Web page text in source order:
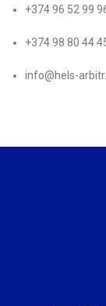
+374 96 52 99
+374 98 80 44
info@hels-